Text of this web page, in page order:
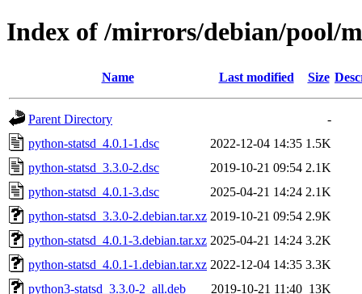
Index of /mirrors/debian/pool/
Name Last modified Size
Parent Directory
-
python-statsd_4.0.1-1.dsc
2022-12-04 14:35 1.5K
python-statsd_3.3.0-2.dsc
2019-10-21 09:54 2.1K
python-statsd_4.0.1-3.dsc
2025-04-21 14:24 2.1K
python-statsd_3.3.0-2.debian.tar.xz 2019-10-21 09:54 2.9K
python-statsd_4.0.1-3.debian.tar.xz 2025-04-21 14:24 3.2K
python-statsd_4.0.1-1.debian.tar.xz 2022-12-04 14:35 3.3K
python3-statsd_3.3.0-2_all.deb
2019-10-21 11:40 13K